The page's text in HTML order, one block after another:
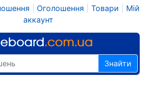
Оголошення Товари
Мій
аккаунт
Знайти